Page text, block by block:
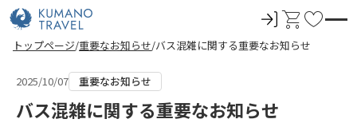
ロ
グ
イ
カ
ー
ト
お
気
に
トップページ 重要なお知らせ バス混雑に関する重要なお知らせ
2025/10/07 重要なお知らせ
バス混雑に関する重要なお知らせ